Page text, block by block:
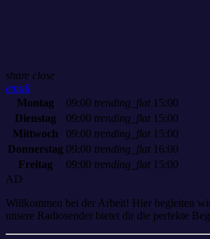
share close
email
Montag
09:00 trending_flat 15:00
Dienstag
09:00 trending_flat 15:00
Mittwoch
09:00 trending_flat 15:00
Donnerstag 09:00 trending_flat 16:00
Freitag
09:00 trending_flat 15:00
AD
Willkommen bei der Arbeit! Hier begleiten
unsere Radiosender bietet dir die perfekte